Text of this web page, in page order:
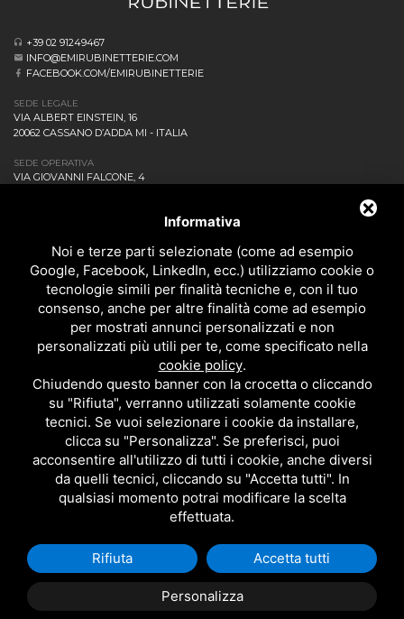
+39 02 91249467
INFO@EMIRUBINETTERIE.COM
FACEBOOK.COM/EMIRUBINETTERIE
SEDE LEGALE
VIA ALBERT EINSTEIN, 16
20062 CASSANO D’ADDA MI - ITALIA
SEDE OPERATIVA
VIA GIOVANNI FALCONE, 4
DOWNLOAD
CONTATTACI!
POLITICA DELLA QUALITÀ
PRIVACY
BAGNO
CUCINA
ACCESSORI
TUTTI I PRODOTTI
EMI RUBINETTERIE SRL - P.IVA 09985650960
QUESTO SITO È PROTETTO DA GOOGLE RECAPTCHA V3,
PRIVACY POLICY
Informativa
Noi e terze parti selezionate (come ad esempio
Google, Facebook, LinkedIn, ecc.) utilizziamo cookie o
tecnologie simili per finalità tecniche e, con il tuo
consenso, anche per altre finalità come ad esempio
per mostrati annunci personalizzati e non
personalizzati più utili per te, come specificato nella
cookie policy.
Chiudendo questo banner con la crocetta o cliccando
su "Rifiuta", verranno utilizzati solamente cookie
tecnici. Se vuoi selezionare i cookie da installare,
clicca su "Personalizza". Se preferisci, puoi
acconsentire all'utilizzo di tutti i cookie, anche diversi
da quelli tecnici, cliccando su "Accetta tutti". In
qualsiasi momento potrai modificare la scelta
effettuata.
Personalizza
Rifiuta Accetta tutti